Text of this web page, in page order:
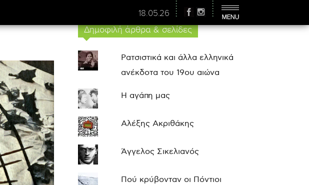
18.05.26
Δημοφιλή άρθρα & σελίδες
Ρατσιστικά και άλλα ελληνικά
ανέκδοτα του 19ου αιώνα
Η αγάπη μας
Αλέξης Ακριθάκης
Άγγελος Σικελιανός
Πού κρύβονταν οι Πόντιοι